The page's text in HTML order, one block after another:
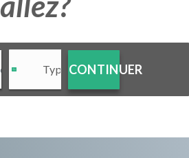
CONTINUER